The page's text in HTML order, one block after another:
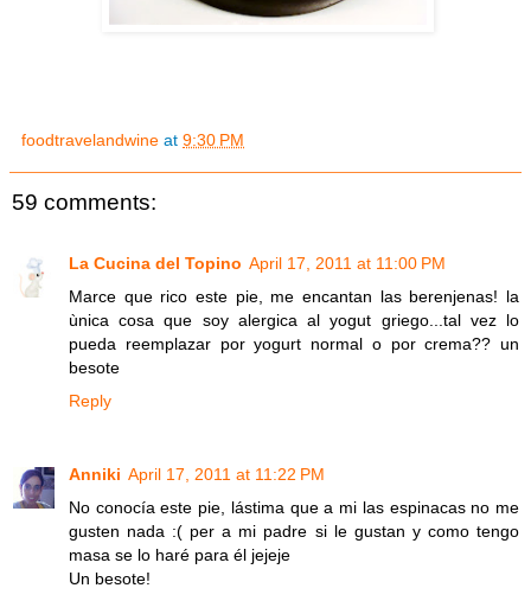
foodtravelandwine at 9:30 PM
59 comments:
La Cucina del Topino April 17, 2011 at 11:00 PM
Marce que rico este pie, me encantan las berenjenas! la
ùnica cosa que soy alergica al yogut griego...tal vez lo
pueda reemplazar por yogurt normal o por crema?? un
besote
Reply
Anniki April 17, 2011 at 11:22 PM
No conocía este pie, lástima que a mi las espinacas no me
gusten nada :( per a mi padre si le gustan y como tengo
masa se lo haré para él jejeje
Un besote!